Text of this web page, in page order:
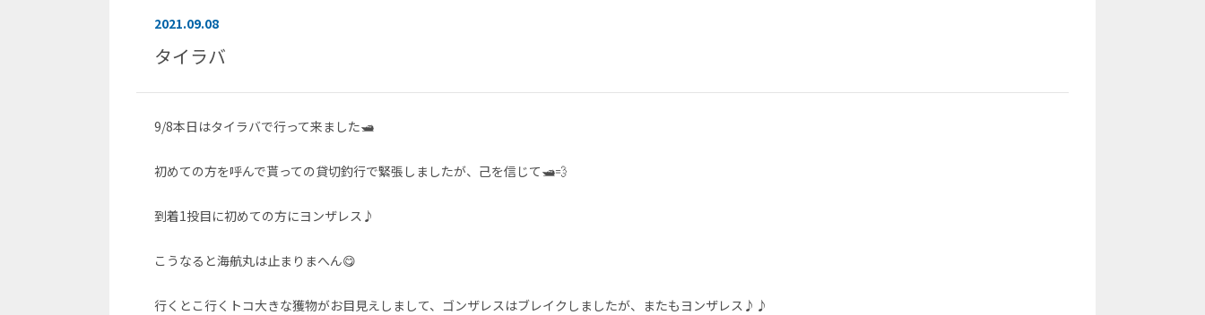
2021.09.08
タイラバ
9/8本日はタイラバで行って来ました🛥
初めての方を呼んで貰っての貸切釣行で緊張しましたが、己を信じて🛥💨
到着1投目に初めての方にヨンザレス♪
こうなると海航丸は止まりまへん😋
行くとこ行くトコ大きな獲物がお目見えしまして、ゴンザレスはブレイクしましたが、またもヨンザレス♪♪